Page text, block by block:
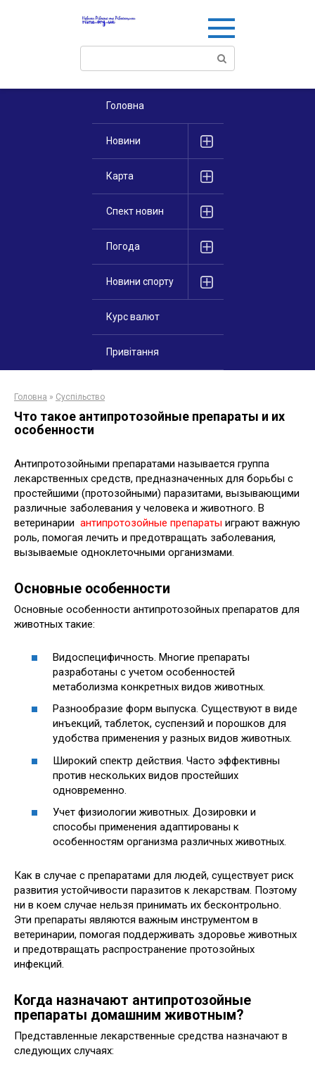
Поиск:
Головна
Новини
Карта
Спект новин
Погода
Новини спорту
Курс валют
Привітання
Головна » Суспільство
Что такое антипротозойные препараты и их
особенности
Антипротозойными препаратами называется группа
лекарственных средств, предназначенных для борьбы с
простейшими (протозойными) паразитами, вызывающими
различные заболевания у человека и животного. В
ветеринарии антипротозойные препараты играют важную
роль, помогая лечить и предотвращать заболевания,
вызываемые одноклеточными организмами.
Основные особенности
Основные особенности антипротозойных препаратов для
животных такие:
Видоспецифичность. Многие препараты
разработаны с учетом особенностей
метаболизма конкретных видов животных.
Разнообразие форм выпуска. Существуют в виде
инъекций, таблеток, суспензий и порошков для
удобства применения у разных видов животных.
Широкий спектр действия. Часто эффективны
против нескольких видов простейших
одновременно.
Учет физиологии животных. Дозировки и
способы применения адаптированы к
особенностям организма различных животных.
Как в случае с препаратами для людей, существует риск
развития устойчивости паразитов к лекарствам. Поэтому
ни в коем случае нельзя принимать их бесконтрольно.
Эти препараты являются важным инструментом в
ветеринарии, помогая поддерживать здоровье животных
и предотвращать распространение протозойных
инфекций.
Когда назначают антипротозойные
препараты домашним животным?
Представленные лекарственные средства назначают в
следующих случаях: